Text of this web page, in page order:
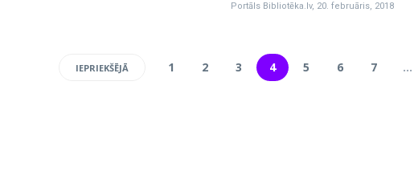
Portāls Bibliotēka.lv, 20. februāris, 2018
IEPRIEKŠĒJĀ 1 2 3 4 5 6 7 …